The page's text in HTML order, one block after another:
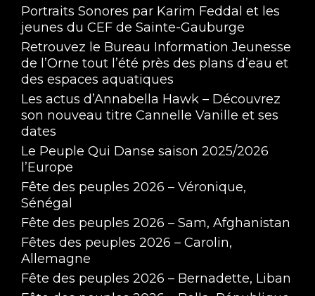
Portraits Sonores par Karim Feddal et les
jeunes du CEF de Sainte-Gauburge
Retrouvez le Bureau Information Jeunesse
de l’Orne tout l’été près des plans d’eau et
des espaces aquatiques
Les actus d’Annabella Hawk – Découvrez
son nouveau titre Cannelle Vanille et ses
dates
Le Peuple Qui Danse saison 2025/2026
l’Europe
Fête des peuples 2026 – Véronique,
Sénégal
Fête des peuples 2026 – Sam, Afghanistan
Fêtes des peuples 2026 – Carolin,
Allemagne
Fête des peuples 2026 – Bernadette, Liban